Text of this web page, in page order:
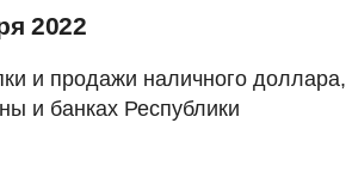
2022
и продажи наличного доллара,
и банках Республики